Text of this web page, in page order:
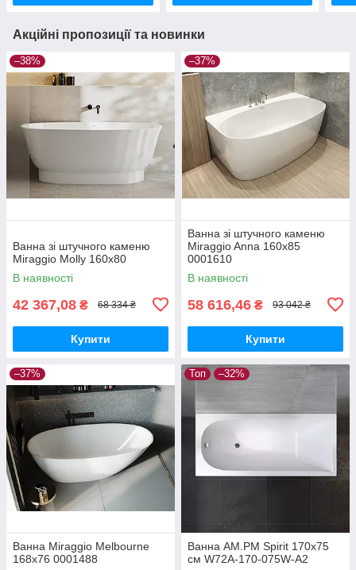
Акційні пропозиції та новинки
–38%
Ванна зі штучного каменю
Miraggio Molly 160х80
В наявності
42 367,08 ₴ 68 334 ₴
Купити
–37%
Ванна зі штучного каменю
Miraggio Anna 160x85
0001610
В наявності
58 616,46 ₴ 93 042 ₴
Купити
–37%
Ванна Miraggio Melbourne
168x76 0001488
Топ –32%
Ванна AM.PM Spirit 170х75
см W72A-170-075W-A2